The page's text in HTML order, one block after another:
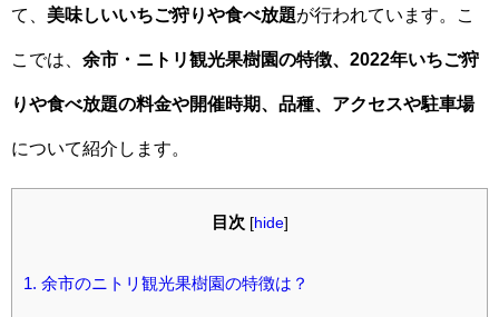
て、 美味しいいちご狩りや食べ放題が行われています。こ
こでは、 余市・ニトリ観光果樹園の特徴、2022年いちご狩
りや食べ放題の料金や開催時期、品種、アクセスや駐車場
について紹介します。
目次 [hide]
1. 余市のニトリ観光果樹園の特徴は？